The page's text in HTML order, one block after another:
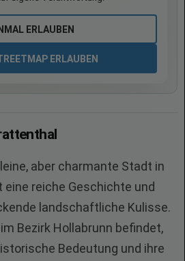
ERLAUBEN
ERLAUBEN
aber charmante Stadt in
reiche Geschichte und
landschaftliche Kulisse.
Bezirk Hollabrunn befindet,
Bedeutung und ihre